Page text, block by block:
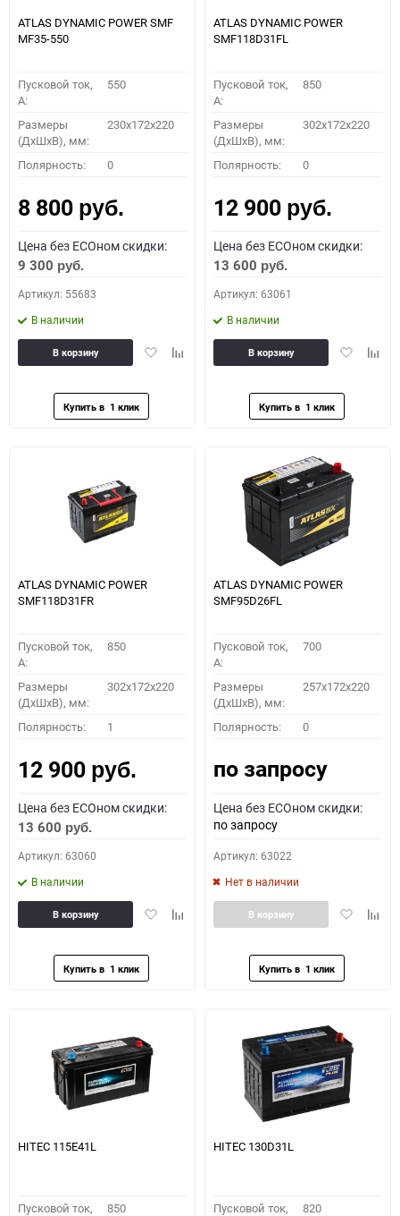
ATLAS DYNAMIC POWER SMF
MF35-550
Пусковой ток,
A:
550
Размеры
(ДхШхВ), мм:
230x172x220
Полярность: 0
8 800 руб.
Цена без ECOном скидки:
9 300 руб.
Артикул: 55683
В наличии
ДобавитьДобавить
В корзину
ATLAS DYNAMIC POWER
SMF118D31FL
Пусковой ток,
A:
850
Размеры
(ДхШхВ), мм:
302x172x220
Полярность: 0
12 900 руб.
Цена без ECOном скидки:
13 600 руб.
Артикул: 63061
В наличии
Добавить
В корзину
ATLAS DYNAMIC POWER
SMF118D31FR
Пусковой ток,
A:
850
Размеры
(ДхШхВ), мм:
302x172x220
Полярность: 1
12 900 руб.
Цена без ECOном скидки:
13 600 руб.
Артикул: 63060
В наличии
ДобавитьДобавить
В корзину
ATLAS DYNAMIC POWER
SMF95D26FL
Пусковой ток,
A:
700
Размеры
(ДхШхВ), мм:
257x172x220
Полярность: 0
по запросу
Цена без ECOном скидки:
по запросу
Артикул: 63022
Нет в наличии
Добавить
В корзину
HITEC 115E41L
Пусковой ток, 850
HITEC 130D31L
Пусковой ток, 820